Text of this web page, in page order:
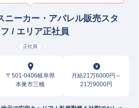
ニーカー・アパレル販売スタ
フ / エリア正社員
正社員
〒501-0406岐阜県
本巣市三橋
月給21万6000円～
21万9000円